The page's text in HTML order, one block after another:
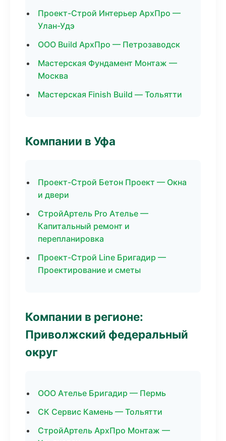
Проект-Строй Интерьер АрхПро —
Улан-Удэ
ООО Build АрхПро — Петрозаводск
Мастерская Фундамент Монтаж —
Москва
Мастерская Finish Build — Тольятти
Компании в Уфа
Проект-Строй Бетон Проект — Окна
и двери
СтройАртель Pro Ателье —
Капитальный ремонт и
перепланировка
Проект-Строй Line Бригадир —
Проектирование и сметы
Компании в регионе:
Приволжский федеральный
округ
ООО Ателье Бригадир — Пермь
СК Сервис Камень — Тольятти
СтройАртель АрхПро Монтаж —